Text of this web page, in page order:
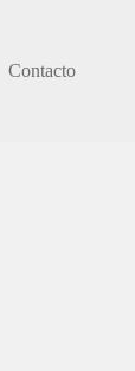
Contacto